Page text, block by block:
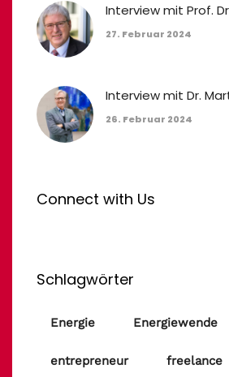
Interview mit Prof.
27. Februar 2024
Interview mit Dr.
26. Februar 2024
Connect with Us
Schlagwörter
Energie Energiewende
entrepreneur freelance